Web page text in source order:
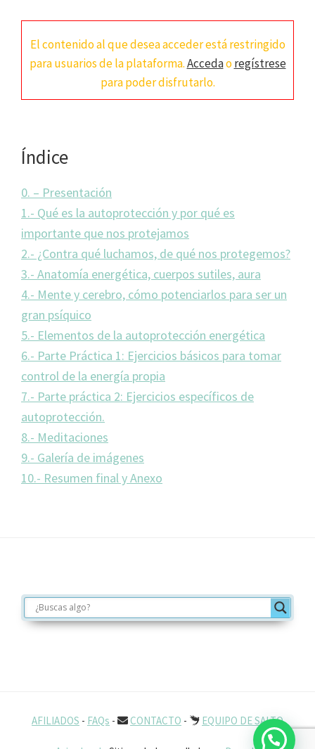
El contenido al que desea acceder está restringido
para usuarios de la plataforma.Accedaoregístrese
para poder disfrutarlo.
Índice
0. – Presentación
1.- Qué es la autoprotección y por qué es
importante que nos protejamos
2.- ¿Contra qué luchamos, de qué nos protegemos?
3.- Anatomía energética, cuerpos sutiles, aura
4.- Mente y cerebro, cómo potenciarlos para ser un
gran psíquico
5.- Elementos de la autoprotección energética
6.- Parte Práctica 1: Ejercicios básicos para tomar
control de la energía propia
7.- Parte práctica 2: Ejercicios específicos de
autoprotección.
8.- Meditaciones
9.- Galería de imágenes
10.- Resumen final y Anexo
Footer
AFILIADOS - FAQs - CONTACTO - EQUIPO DE SALTO